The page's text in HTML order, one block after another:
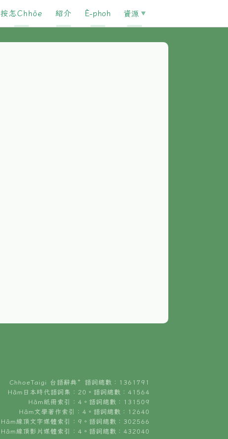
按怎Chhōe 紹介 È-phoh 資源
ChhoeTaigi 台語辭典⁺ 語詞總數：1361791
Hâm日本時代語詞集：20。語詞總數：41564
Hâm紙冊索引：4。語詞總數：131509
Hâm文學著作索引：4。語詞總數：12640
Hâm線頂文字媒體索引：9。語詞總數：302566
Hâm線頂影片媒體索引：4。語詞總數：432040